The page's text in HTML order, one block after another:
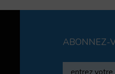
ABONNEZ-